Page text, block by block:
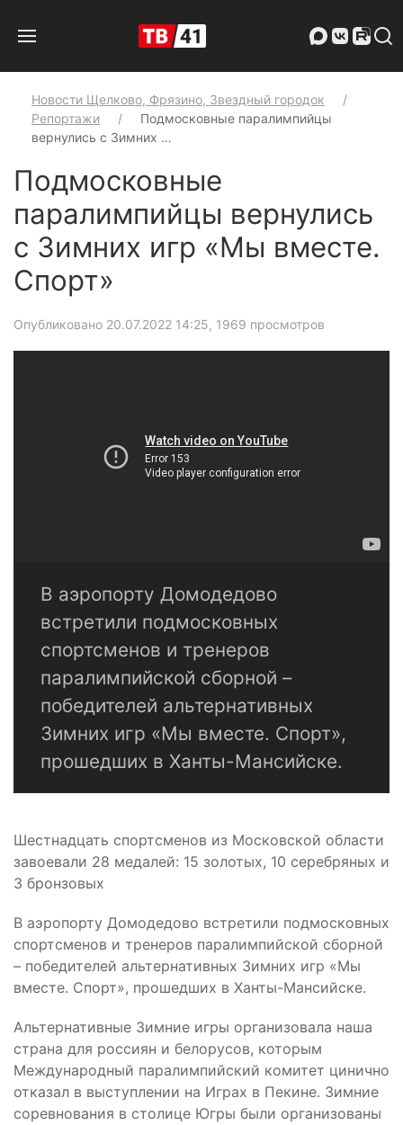
Новости Щелково, Фрязино, Звездный городок
Репортажи
Подмосковные паралимпийцы
вернулись с Зимних …
Подмосковные
паралимпийцы вернулись
с Зимних игр «Мы вместе.
Спорт»
Опубликовано 20.07.2022 14:25, 1969 просмотров
В аэропорту Домодедово
встретили подмосковных
спортсменов и тренеров
паралимпийской сборной –
победителей альтернативных
Зимних игр «Мы вместе. Спорт»,
прошедших в Ханты-Мансийске.
Шестнадцать спортсменов из Московской области
завоевали 28 медалей: 15 золотых, 10 серебряных и
3 бронзовых
В аэропорту Домодедово встретили подмосковных
спортсменов и тренеров паралимпийской сборной
– победителей альтернативных Зимних игр «Мы
вместе. Спорт», прошедших в Ханты-Мансийске.
Альтернативные Зимние игры организовала наша
страна для россиян и белорусов, которым
Международный паралимпийский комитет цинично
отказал в выступлении на Играх в Пекине. Зимние
соревнования в столице Югры были организованы